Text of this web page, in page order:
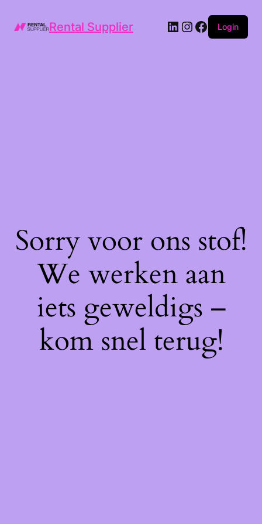
Rental Supplier LinkedIn
Instagram
Facebook
Login
Sorry voor ons stof!
We werken aan
iets geweldigs –
kom snel terug!